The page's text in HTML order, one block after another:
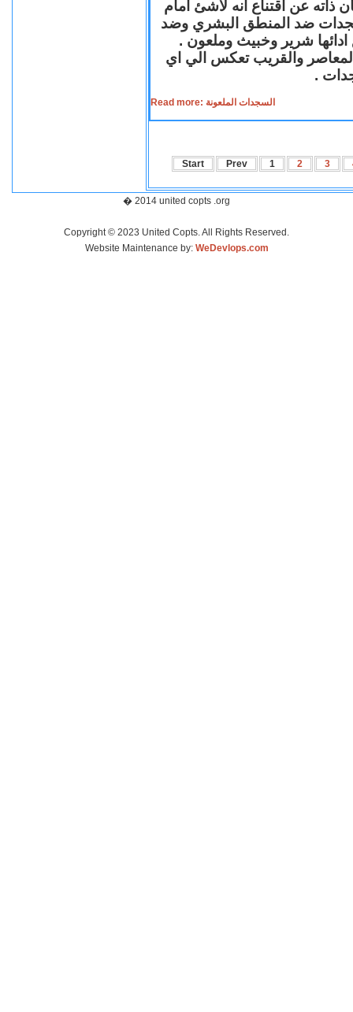
ذاته عن اقتناع انه لاشئ امام
ضد المنطق البشري وضد
ادائها شرير وخبيث وملعون .
المعاصر والقريب تعكس الي اي
.
Read more: السجدات الملعونة
Start Prev 1 2 3
� 2014 united copts .org
Copyright © 2023 United Copts. All Rights Reserved.
Website Maintenance by: WeDevlops.com